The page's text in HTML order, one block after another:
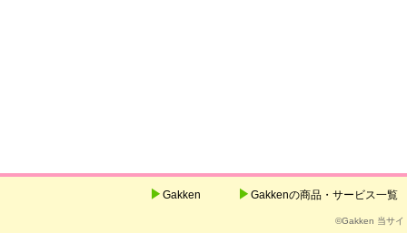
Gakken Gakkenの商品・サービス一覧
©Gakken 当サイ